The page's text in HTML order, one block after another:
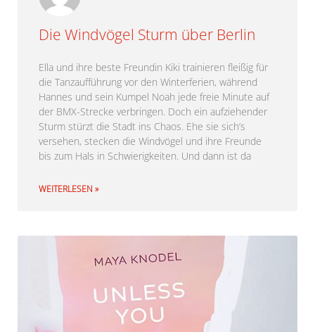
Die Windvögel Sturm über Berlin
Ella und ihre beste Freundin Kiki trainieren fleißig für
die Tanzaufführung vor den Winterferien, während
Hannes und sein Kumpel Noah jede freie Minute auf
der BMX-Strecke verbringen. Doch ein aufziehender
Sturm stürzt die Stadt ins Chaos. Ehe sie sich’s
versehen, stecken die Windvögel und ihre Freunde
bis zum Hals in Schwierigkeiten. Und dann ist da
WEITERLESEN »